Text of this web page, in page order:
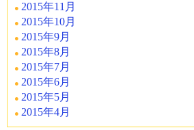
2015年11月
2015年10月
2015年9月
2015年8月
2015年7月
2015年6月
2015年5月
2015年4月